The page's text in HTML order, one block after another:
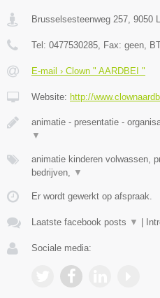
Brusselsesteenweg 257 9050
Tel: 0477530285 , Fax: geen ,
E-mail › Clown " AARDBEI "
Website: http://
animatie - presentatie -
▼
animatie kinderen volwassen,
bedrijven,
▼
Er wordt gewerkt op afspraak.
Laatste facebook posts ▼ |
Sociale media: